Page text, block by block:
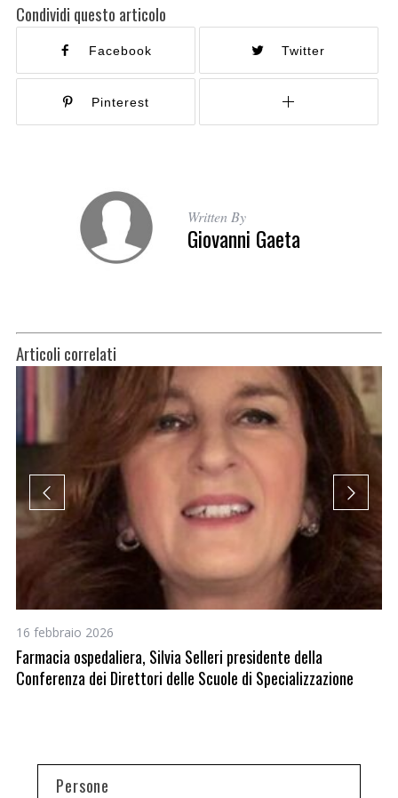
Condividi questo articolo
Facebook Twitter
Pinterest
Written By
Giovanni Gaeta
Articoli correlati
16 febbraio 2026
Farmacia ospedaliera, Silvia Selleri presidente della
Conferenza dei Direttori delle Scuole di Specializzazione
Persone